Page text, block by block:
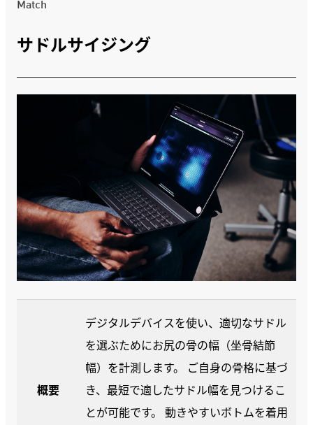
Match
サドルサイジング
概要
デジタルデバイスを使い、適切なサドル
を選ぶためにお尻の骨の幅（坐骨結節
幅）を計測します。 ご自身の骨格に基づ
き、最短で適したサドル幅を見つけるこ
とが可能です。 動きやすいボトムを着用